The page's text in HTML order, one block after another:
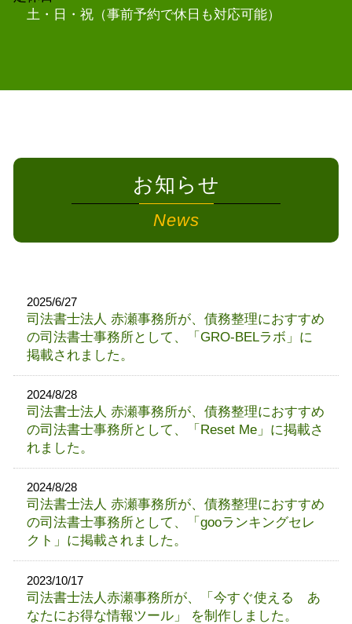
土・日・祝（事前予約で休日も対応可能）
お知らせ
News
2025/6/27
司法書士法人 赤瀬事務所が、債務整理におすすめ
の司法書士事務所として、「GRO-BELラボ」に
掲載されました。
2024/8/28
司法書士法人 赤瀬事務所が、債務整理におすすめ
の司法書士事務所として、「Reset Me」に掲載さ
れました。
2024/8/28
司法書士法人 赤瀬事務所が、債務整理におすすめ
の司法書士事務所として、「gooランキングセレ
クト」に掲載されました。
2023/10/17
司法書士法人赤瀬事務所が、「今すぐ使える あ
なたにお得な情報ツール」 を制作しました。